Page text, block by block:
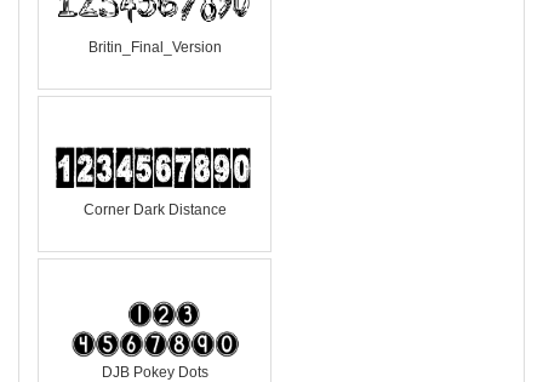
Britin_Final_Version
Corner Dark Distance
DJB Pokey Dots